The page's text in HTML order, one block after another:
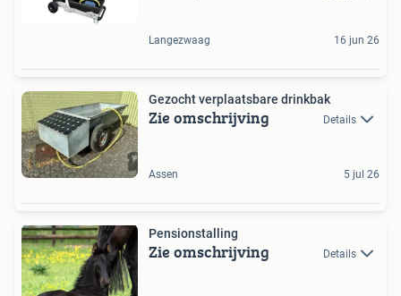
Langezwaag 16 jun 26
Gezocht verplaatsbare drinkbak
Zie omschrijving Details
Assen 5 jul 26
Pensionstalling
Zie omschrijving Details